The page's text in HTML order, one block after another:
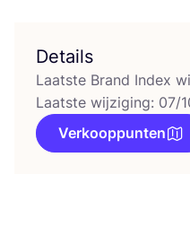
Details
Laatste Brand Index
Laatste wijziging: 07/
Verkooppunten